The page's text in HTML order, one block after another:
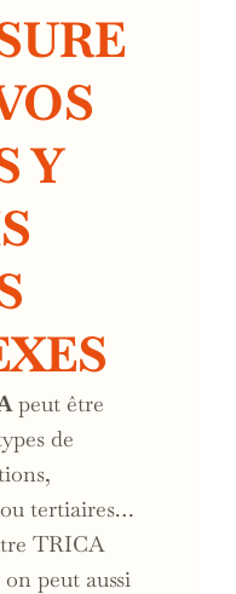
Y
peut être
de
tertiaires…
TRICA
peut aussi